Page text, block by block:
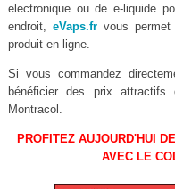
electronique ou de e-liquide
endroit,eVaps.fr vous
produit en ligne.
Si vous commandez
bénéficier des prix
Montracol.
PROFITEZ AUJOURD'HUI
AVEC LE